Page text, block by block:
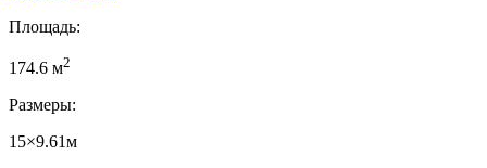
Площадь:
174.6 м2
Размеры:
15×9.61м